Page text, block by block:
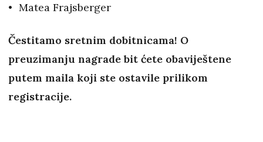
Matea Frajsberger
Čestitamo sretnim dobitnicama! O
preuzimanju nagrade bit ćete obaviještene
putem maila koji ste ostavile prilikom
registracije.